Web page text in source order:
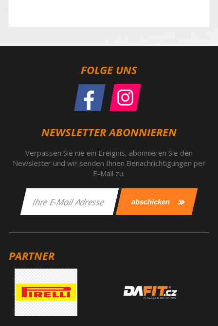
FOLGE UNS
NEWSLETTER ABONNIEREN
Verpassen Sie nie ein Ereignis, abonnieren Sie den
Newsletter und wir senden Ihnen Benachrichtigungen per
E-Mail zu.
PARTNER